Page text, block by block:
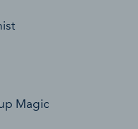
Magic